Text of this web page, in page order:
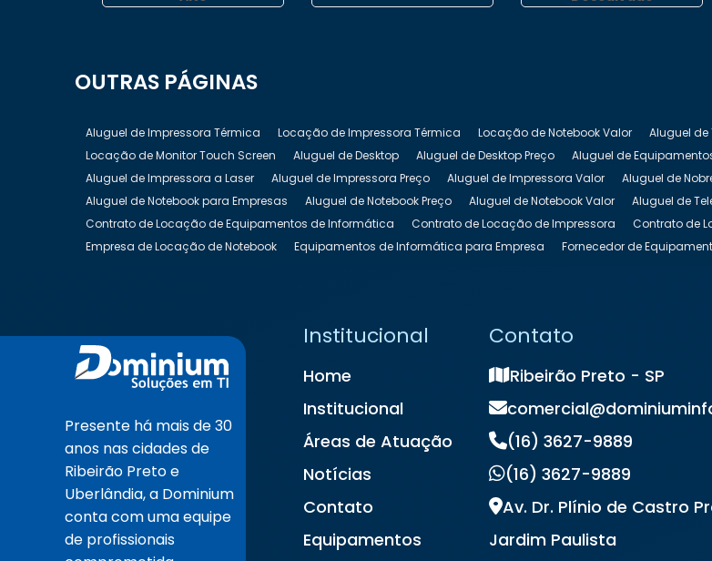
OUTRAS PÁGINAS
Aluguel de Impressora Térmica Locação de Impressora Térmica Locação de Notebook Valor Aluguel de
Locação de Monitor Touch Screen
Aluguel de Desktop Aluguel de Desktop Preço Aluguel de
Aluguel de Impressora a Laser
Aluguel de Impressora Preço Aluguel de Impressora Valor Aluguel de
Aluguel de Notebook para Empresas
Aluguel de Notebook Preço Aluguel de Notebook Valor Aluguel de
Contrato de Locação de Equipamentos de Informática
Contrato de Locação de Impressora Contrato de
Empresa de Locação de Notebook
Equipamentos de Informática para Empresa Fornecedor de
Locação de TV para Eventos
Preço Aluguel de Notebook Preço de Locação de Notebook
Presente há mais de 30
anos nas cidades de
Ribeirão Preto e
Uberlândia, a Dominium
conta com uma equipe
de profissionais
Institucional
Home
Institucional
Áreas de Atuação
Notícias
Contato
Equipamentos
Contato
Ribeirão Preto - SP
(16) 3627-9889
(16) 3627-9889
Av. Dr. Plínio de Castro
Jardim Paulista